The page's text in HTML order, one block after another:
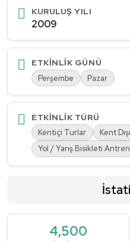
KURULUŞ YILI
2009
ETKINLIK GÜNÜ
Perşembe Pazar
ETKINLIK TÜRÜ
Kentiçi Turlar
Kent
Yol / Yarış Bisikleti
4,500